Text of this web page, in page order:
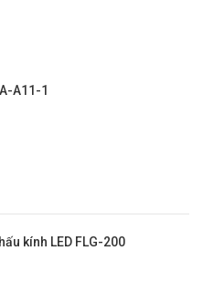
A11-1
kính LED FLG-200